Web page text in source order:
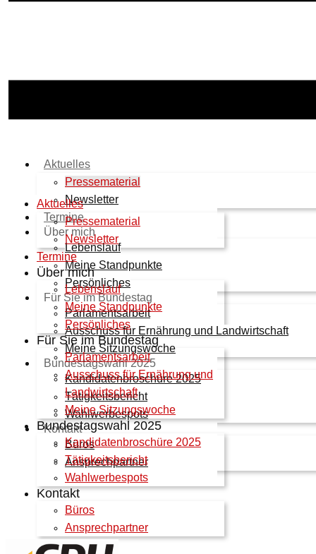
Aktuelles
Pressematerial
Newsletter
Termine
Über mich
Lebenslauf
Meine Standpunkte
Persönliches
Für Sie im Bundestag
Parlamentsarbeit
Ausschuss für Ernährung und Landwirtschaft
Meine Sitzungswoche
Bundestagswahl 2025
Kandidatenbroschüre 2025
Tätigkeitsbericht
Wahlwerbespots
Kontakt
Büros
Ansprechpartner
Aktuelles
Pressematerial
Newsletter
Termine
Über mich
Lebenslauf
Meine Standpunkte
Persönliches
Für Sie im Bundestag
Parlamentsarbeit
Ausschuss für Ernährung und
Landwirtschaft
Meine Sitzungswoche
Bundestagswahl 2025
Kandidatenbroschüre 2025
Tätigkeitsbericht
Wahlwerbespots
Kontakt
Büros
Ansprechpartner